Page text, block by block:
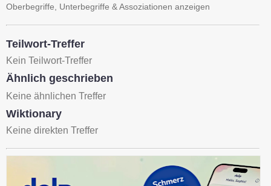
Oberbegriffe, Unterbegriffe & Assoziationen anzeigen
Teilwort-Treffer
Kein Teilwort-Treffer
Ähnlich geschrieben
Keine ähnlichen Treffer
Wiktionary
Keine direkten Treffer